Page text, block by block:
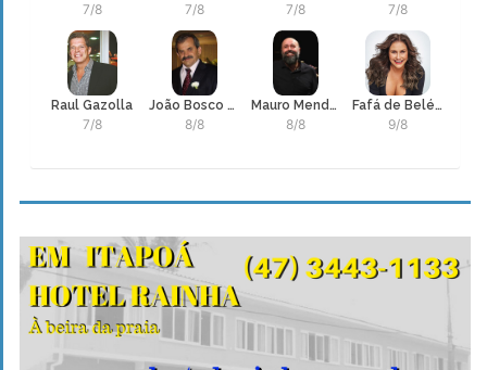
7/8 7/8 7/8 7/8
Raul Gazolla
7/8
João Bosco Nonato Fernandes
8/8
Mauro Mendonça Filho
8/8
Fafá de Belém, Maria de Fátima Palha de Figueiredo
9/8